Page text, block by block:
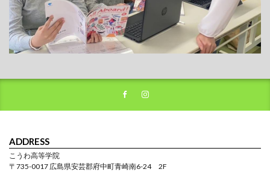
ADDRESS
こうわ高等学院
〒735-0017 広島県安芸郡府中町青崎南6-24 2F